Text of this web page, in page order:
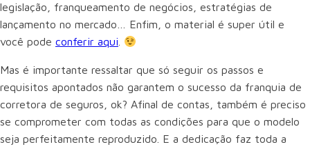
legislação, franqueamento de negócios, estratégias de
lançamento no mercado… Enfim, o material é super útil e
você pode conferir aqui
Mas é importante ressaltar que só seguir os passos e
requisitos apontados não garantem o sucesso da franquia de
corretora de seguros, ok? Afinal de contas, também é preciso
se comprometer com todas as condições para que o modelo
seja perfeitamente reproduzido. E a dedicação faz toda a